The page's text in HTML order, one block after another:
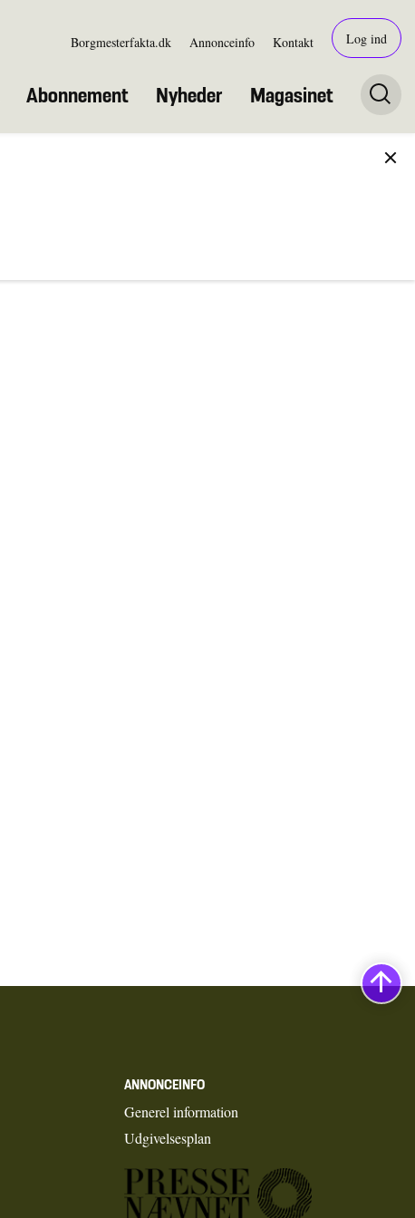
Borgmesterfakta.dk Annonceinfo Kontakt Log ind
Abonnement Nyheder Magasinet
ANNONCEINFO
Generel information
Udgivelsesplan